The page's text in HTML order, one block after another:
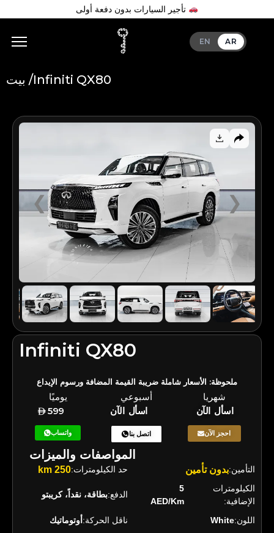
EN AR
بيت /Infiniti QX80
❮ ❯
Infiniti QX80
ملحوظة: الأسعار شاملة ضريبة القيمة المضافة ورسوم الإيداع
يوميًا أسبوعي
شهريا
599
اسأل الآن اسأل الآن
واتساب اتصل بنا احجز الآن
المواصفات والميزات
التأمين:بدون تأمين حد الكيلومترات:250 km
الكيلومترات
الإضافية:
5
AED/Km
الدفع:بطاقة، نقداً، كريبتو
اللون:White ناقل الحركة: أوتوماتيك